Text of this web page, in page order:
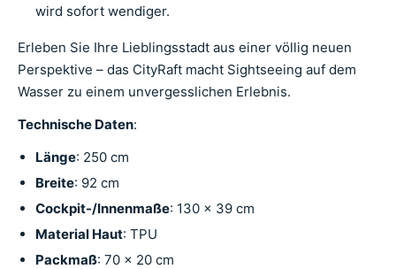
wird sofort wendiger.
Erleben Sie Ihre Lieblingsstadt aus einer völlig neuen
Perspektive – das CityRaft macht Sightseeing auf dem
Wasser zu einem unvergesslichen Erlebnis.
Technische Daten:
Länge: 250 cm
Breite: 92 cm
Cockpit-/Innenmaße: 130 x 39 cm
Material Haut: TPU
Packmaß: 70 x 20 cm